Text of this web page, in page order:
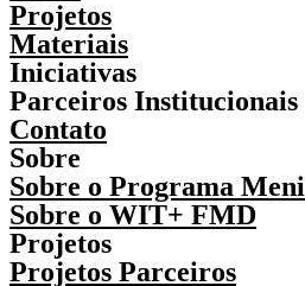
Projetos
Materiais
Iniciativas
Parceiros Institucionais
Contato
Sobre
Sobre o Programa
Sobre o WIT+ FMD
Projetos
Projetos Parceiros